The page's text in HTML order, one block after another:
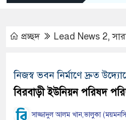
প্রচ্ছদ Lead News 2,
নিজস্ব ভবন নির্মাণে দ্রুত
বিরবাড়ী ইউনিয়ন পরিষদ
সাজ্জাদুল আলম খান,ভালুকা